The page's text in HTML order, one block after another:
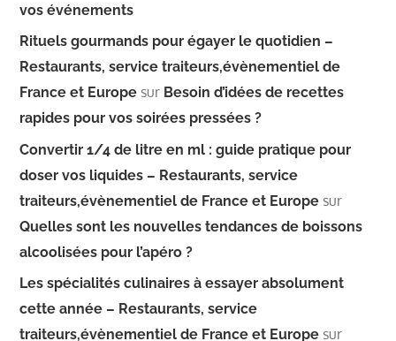
vos événements
Rituels gourmands pour égayer le quotidien –
Restaurants, service traiteurs,évènementiel de
France et Europe sur Besoin d’idées de recettes
rapides pour vos soirées pressées ?
Convertir 1/4 de litre en ml : guide pratique pour
doser vos liquides – Restaurants, service
traiteurs,évènementiel de France et Europe sur
Quelles sont les nouvelles tendances de boissons
alcoolisées pour l’apéro ?
Les spécialités culinaires à essayer absolument
cette année – Restaurants, service
traiteurs,évènementiel de France et Europe sur